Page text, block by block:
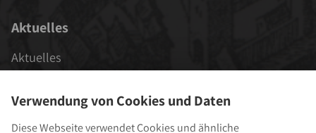
Aktuelles
Aktuelles
Stadt als Arbeitgeber
Verwendung von Cookies und Daten
Diese Webseite verwendet Cookies und ähnliche